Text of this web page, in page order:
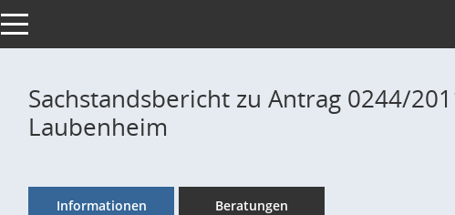
Toggle navigation
Sachstandsbericht zu Antrag 0244/
Laubenheim
Informationen Beratungen